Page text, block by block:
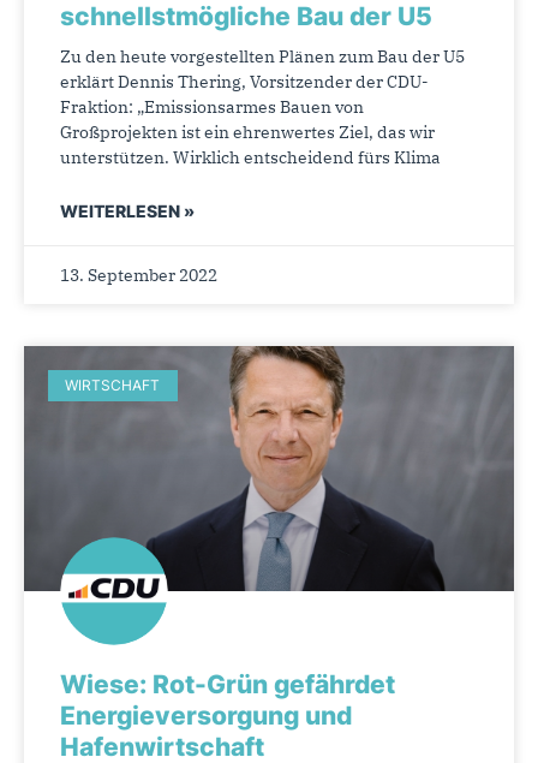
schnellstmögliche Bau der U5
Zu den heute vorgestellten Plänen zum Bau der U5
erklärt Dennis Thering, Vorsitzender der CDU-
Fraktion: „Emissionsarmes Bauen von
Großprojekten ist ein ehrenwertes Ziel, das wir
unterstützen. Wirklich entscheidend fürs Klima
WEITERLESEN »
13. September 2022
WIRTSCHAFT
Wiese: Rot-Grün gefährdet
Energieversorgung und
Hafenwirtschaft